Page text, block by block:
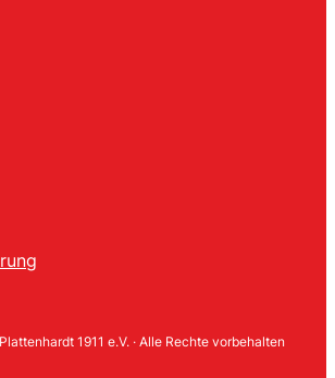
1911 e.V. · Alle Rechte vorbehalten